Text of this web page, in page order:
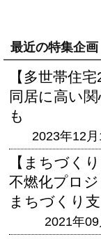
最近の特集企画
【多世帯住
同居に高い
も
2023年12
【まちづく
不燃化プロジ
まちづくり
2021年